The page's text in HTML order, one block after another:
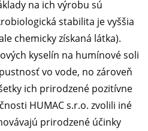
na ich výrobu sú
stabilita je vyššia
chemicky získaná látka).
kyselín na humínové soli
vo vode, no zároveň
ich prirodzené pozitívne
HUMAC s.r.o. zvolili iné
prirodzené účinky